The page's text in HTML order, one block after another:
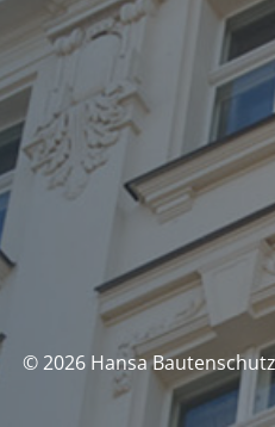
© 2026 Hansa